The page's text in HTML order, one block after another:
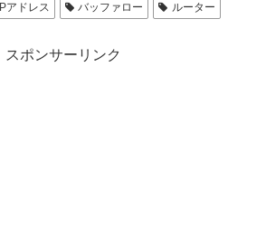
IPアドレス バッファロー ルーター
スポンサーリンク